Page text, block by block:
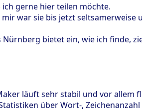
gerne hier teilen möchte.
war sie bis jetzt seltsamerweise
bietet ein, wie ich finde,
läuft sehr stabil und vor allem
über Wort-,